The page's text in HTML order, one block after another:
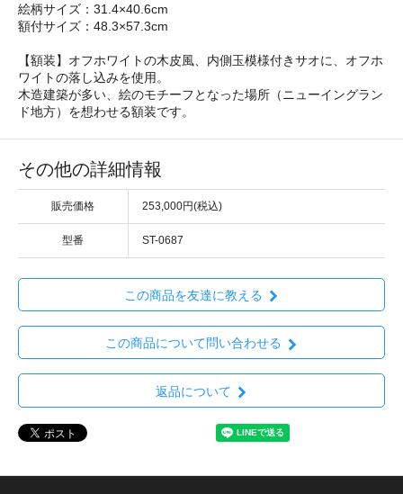
絵柄サイズ：31.4×40.6cm
額付サイズ：48.3×57.3cm
【額装】オフホワイトの木皮風、内側玉模様付きサオに、オフホ
ワイトの落し込みを使用。
木造建築が多い、絵のモチーフとなった場所（ニューイングラン
ド地方）を想わせる額装です。
その他の詳細情報
販売価格 253,000円(税込)
型番 ST-0687
この商品を友達に教える
この商品について問い合わせる
返品について